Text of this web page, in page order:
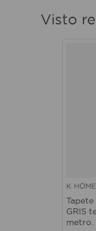
Visto
K HOME
GRIS
metro.